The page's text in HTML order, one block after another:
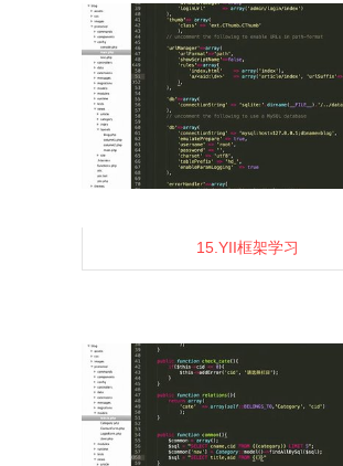
0
15.YII框架学习